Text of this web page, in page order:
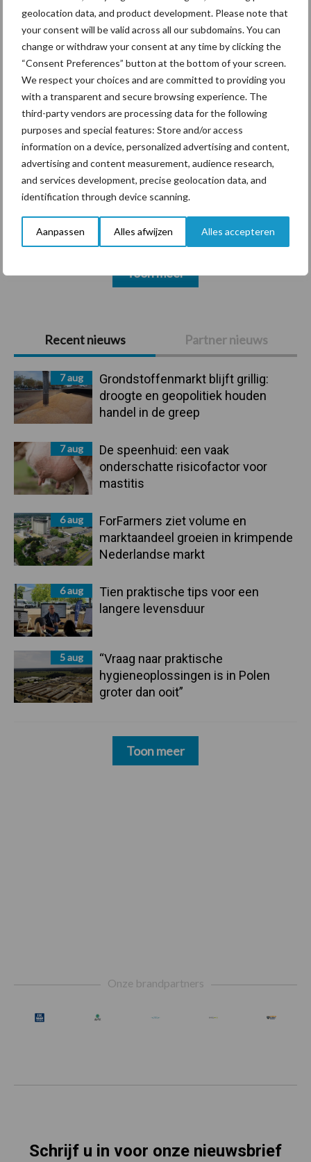
geolocation data, and product development. Please note that
your consent will be valid across all our subdomains. You can
change or withdraw your consent at any time by clicking the
“Consent Preferences” button at the bottom of your screen.
We respect your choices and are committed to providing you
with a transparent and secure browsing experience. The
third-party vendors are processing data for the following
purposes and special features: Store and/or access
information on a device, personalized advertising and content,
advertising and content measurement, audience research,
and services development, precise geolocation data, and
identification through device scanning.
Aanpassen Alles afwijzen Alles accepteren
Primaire
Sidebar
Recent nieuws Partner nieuws
7 aug
Grondstoffenmarkt blijft grillig:
droogte en geopolitiek houden
handel in de greep
7 aug
De speenhuid: een vaak
onderschatte risicofactor voor
mastitis
6 aug
ForFarmers ziet volume en
marktaandeel groeien in krimpende
Nederlandse markt
6 aug
Tien praktische tips voor een
langere levensduur
5 aug
“Vraag naar praktische
hygieneoplossingen is in Polen
groter dan ooit”
Toon meer
Themapagina's
Diergezondheid Bemesting Fokkerij
Bedrijfsnieuws
Ligbox &
Voerhekken
Toon meer
Onze brandpartners
Schrijf u in voor onze nieuwsbrief